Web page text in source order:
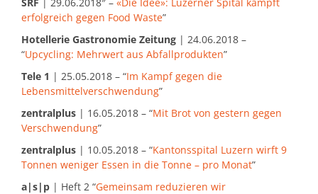
erfolgreich gegen Food Waste”
Hotellerie Gastronomie Zeitung | 24.06.2018 –
“Upcycling: Mehrwert aus Abfallprodukten”
Tele 1 | 25.05.2018 – “Im Kampf gegen die
Lebensmittelverschwendung”
zentralplus | 16.05.2018 – “Mit Brot von gestern gegen
Verschwendung”
zentralplus | 10.05.2018 – “Kantonsspital Luzern wirft 9
Tonnen weniger Essen in die Tonne – pro Monat”
a|s|p | Heft 2 “Gemeinsam reduzieren wir